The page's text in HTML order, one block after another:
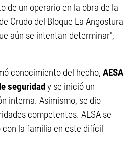
de un operario en la obra de la
Crudo del Bloque La Angostura
aún se intentan determinar",
conocimiento del hecho, AESA
seguridady se inició un
interna. Asimismo, se dio
competentes. AESA se
la familia en este difícil